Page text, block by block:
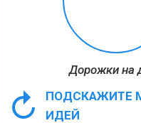
Дорожки на
ПОДСКАЖИТЕ
ИДЕЙ